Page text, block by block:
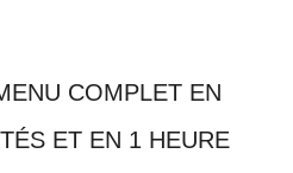
COMPLET EN
ET EN 1 HEURE